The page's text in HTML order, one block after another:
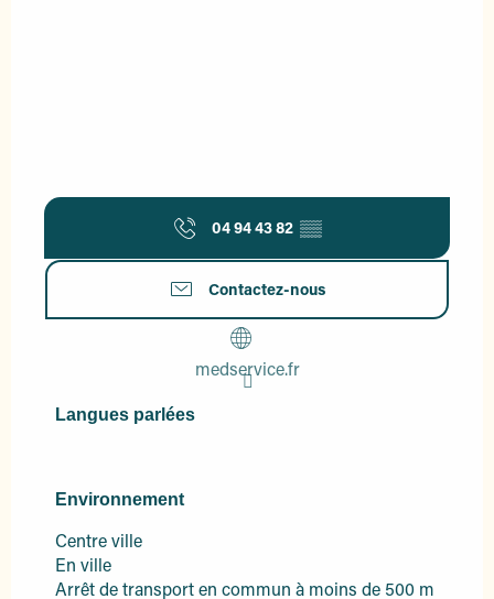
04 94 43 82 ▒▒
Contactez-nous
medservice.fr
Langues parlées
Langues parlées
Environnement
Environnement
Centre ville
En ville
Arrêt de transport en commun à moins de 500 m